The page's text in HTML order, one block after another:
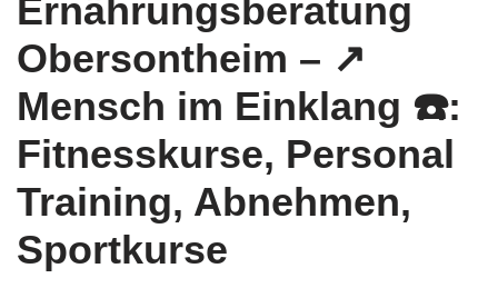
Ernährungsberatung
Obersontheim – ↗️
Mensch im Einklang ☎️:
Fitnesskurse, Personal
Training, Abnehmen,
Sportkurse